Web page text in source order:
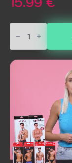
produkto
kiekis:
PASSION
-
Moteriškas
BS034